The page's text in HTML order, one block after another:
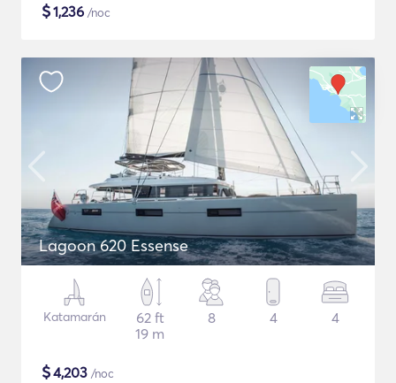
$1,236 /noc
Lagoon 620 Essense
Katamarán
62 ft
19 m
8 4 4
$4,203 /noc